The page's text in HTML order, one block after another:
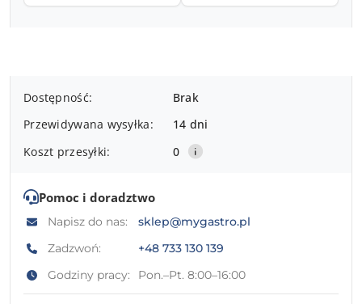
Dostępność
dostawa
Dostępność:
Brak
Przewidywana wysyłka:
14 dni
Koszt przesyłki:
0
Pomoc i doradztwo
Napisz do nas:
sklep@mygastro.pl
Zadzwoń:
+48 733 130 139
Godziny pracy:
Pon.–Pt. 8:00–16:00